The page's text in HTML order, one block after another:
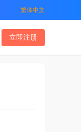
繁体中文
立即注册